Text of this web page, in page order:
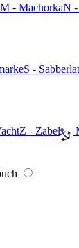
M - MachorkaN -
S -
Z - Zabel